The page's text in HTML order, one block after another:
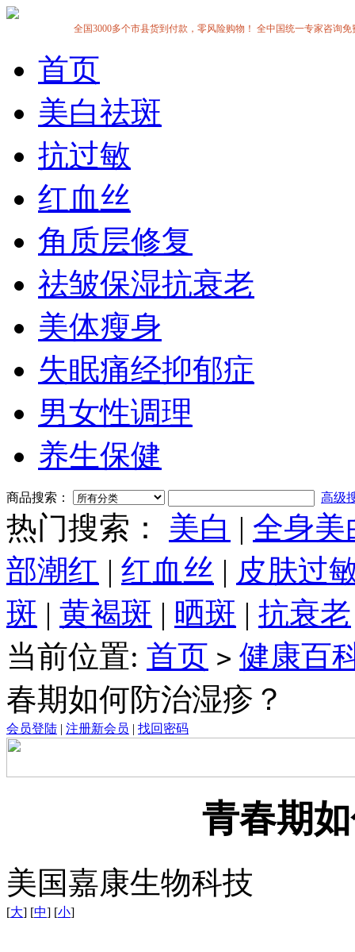
全国3000多个市县货到付款，零风险购物！ 全中国统一专家咨询免
首页
美白祛斑
抗过敏
红血丝
角质层修复
祛皱保湿抗衰老
美体瘦身
失眠痛经抑郁症
男女性调理
养生保健
商品搜索： 高级
热门搜索： 美白 | 全身美
部潮红 | 红血丝 | 皮肤过
斑 | 黄褐斑 | 晒斑 | 抗衰老
当前位置: 首页 > 健康百
春期如何防治湿疹？
会员登陆 | 注册新会员 | 找回密码
青春期
美国嘉康生物科技
[大] [中] [小]